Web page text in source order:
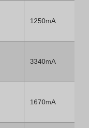
1250mA
3340mA
1670mA